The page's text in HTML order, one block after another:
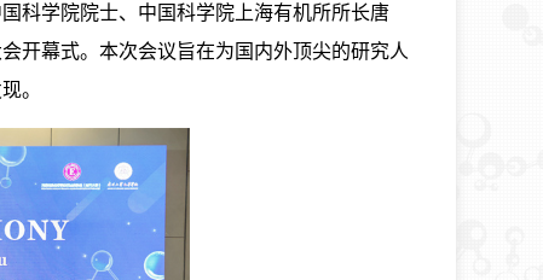
科学院院士、中国科学院上海有机所所长唐
开幕式。本次会议旨在为国内外顶尖的研究人
。